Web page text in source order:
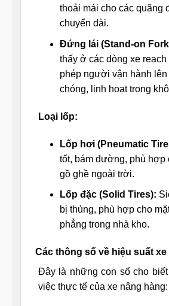
thoải mái cho các quãng
chuyển dài.
Đứng lái (Stand-on
thấy ở các dòng xe reach
phép người vận hành lên
chóng, linh hoạt trong
Loại lốp:
Lốp hơi (Pneumatic
tốt, bám đường, phù hợp
gồ ghề ngoài trời.
Lốp đặc (Solid Tires):
bị thủng, phù hợp cho
phẳng trong nhà kho.
Các thông số về hiệu suất xe
Đây là những con số cho
việc thực tế của xe nâng hàng: